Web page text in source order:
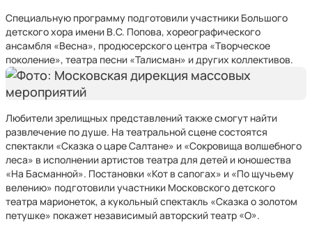
Специальную программу подготовили участники Большого
детского хора имени В.С. Попова, хореографического
ансамбля «Весна», продюсерского центра «Творческое
поколение», театра песни «Талисман» и других коллективов.
Любители зрелищных представлений также смогут найти
развлечение по душе. На театральной сцене состоятся
спектакли «Сказка о царе Салтане» и «Сокровища волшебного
леса» в исполнении артистов театра для детей и юношества
«На Басманной». Постановки «Кот в сапогах» и «По щучьему
велению» подготовили участники Московского детского
театра марионеток, а кукольный спектакль «Сказка о золотом
петушке» покажет независимый авторский театр «О».